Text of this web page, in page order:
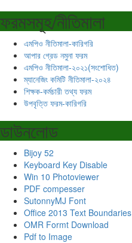
ফরমসমূহ/নীতিমালা
এমপিও নীতিমালা-কারিগরি
আপার গ্রেড নমুনা ফরম
এমপিও নীতিমালা-২০২১(সংশোধিত)
ম্যানেজিং কমিটি নীতিমালা-২০২৪
শিক্ষক-কর্মচারী তথ্য ফরম
উপবৃত্তি ফরম-কারিগরি
ডাউনলোড
Bijoy 52
Keyboard Key Disable
Win 10 Photoviewer
PDF compesser
SutonnyMJ Font
Office 2013 Text Boundaries
OMR Formt Download
Pdf to Image